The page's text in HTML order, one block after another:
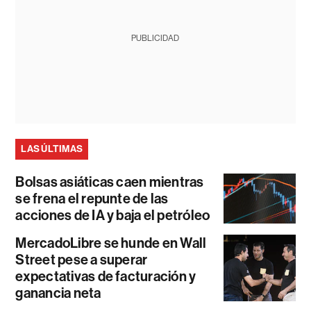
PUBLICIDAD
LAS ÚLTIMAS
Bolsas asiáticas caen mientras
se frena el repunte de las
acciones de IA y baja el petróleo
MercadoLibre se hunde en Wall
Street pese a superar
expectativas de facturación y
ganancia neta